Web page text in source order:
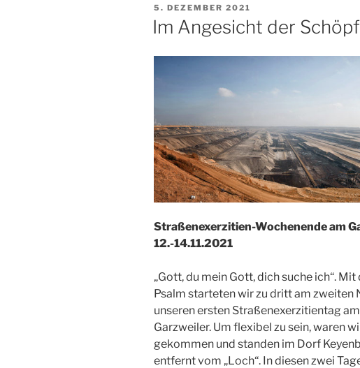
VERÖFFENTLICHT
AM
5. DEZEMBER 2021
Im Angesicht der
Straßenexerzitien-Wochenende am
12.-14.11.2021
„Gott, du mein Gott, dich suche ich“.
Psalm starteten wir zu dritt am zweiten
unseren ersten Straßenexerzitientag
Garzweiler. Um flexibel zu sein, waren
gekommen und standen im Dorf
entfernt vom „Loch“. In diesen zwei